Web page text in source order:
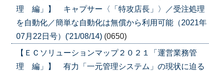
理 編」】 キャプサー〈「特攻店長」〉／受注処理
を自動化／簡単な自動化は無償から利用可能（2021年
07月22日号）('21/08/14) (0650)
【ＥＣソリューションマップ２０２１「運営業務管
理 編」】 有力「一元管理システム」の現状に迫る